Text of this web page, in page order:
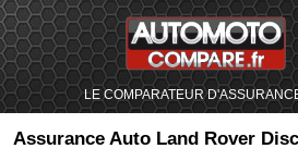
LE COMPARATEUR
Assurance Auto Land Rover